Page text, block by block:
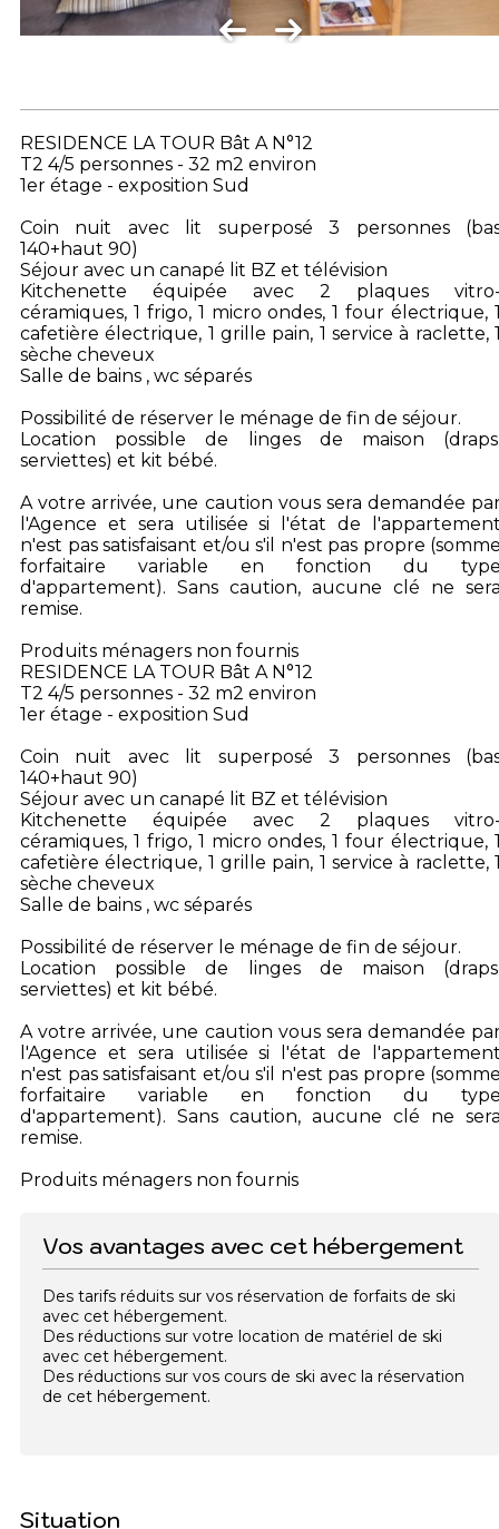
RESIDENCE LA TOUR Bât A N°12
T2 4/5 personnes - 32 m2 environ
1er étage - exposition Sud
Coin nuit avec lit superposé 3 personnes
140+haut 90)
Séjour avec un canapé lit BZ et télévision
Kitchenette équipée avec 2 plaques
céramiques, 1 frigo, 1 micro ondes, 1 four électrique,
cafetière électrique, 1 grille pain, 1 service à raclette,
sèche cheveux
Salle de bains , wc séparés
Possibilité de réserver le ménage de fin de séjour.
Location possible de linges de maison
serviettes) et kit bébé.
A votre arrivée, une caution vous sera demandée
l'Agence et sera utilisée si l'état de
n'est pas satisfaisant et/ou s'il n'est pas propre
forfaitaire variable en fonction du
d'appartement). Sans caution, aucune clé ne
remise.
Produits ménagers non fournis
RESIDENCE LA TOUR Bât A N°12
T2 4/5 personnes - 32 m2 environ
1er étage - exposition Sud
Coin nuit avec lit superposé 3 personnes
140+haut 90)
Séjour avec un canapé lit BZ et télévision
Kitchenette équipée avec 2 plaques
céramiques, 1 frigo, 1 micro ondes, 1 four électrique,
cafetière électrique, 1 grille pain, 1 service à raclette,
sèche cheveux
Salle de bains , wc séparés
Possibilité de réserver le ménage de fin de séjour.
Location possible de linges de maison
serviettes) et kit bébé.
A votre arrivée, une caution vous sera demandée
l'Agence et sera utilisée si l'état de
n'est pas satisfaisant et/ou s'il n'est pas propre
forfaitaire variable en fonction du
d'appartement). Sans caution, aucune clé ne
remise.
Produits ménagers non fournis
Vos avantages avec cet hébergement
Des tarifs réduits sur vos réservation de forfaits de ski
avec cet hébergement.
Des réductions sur votre location de matériel de ski
avec cet hébergement.
Des réductions sur vos cours de ski avec la réservation
de cet hébergement.
Situation